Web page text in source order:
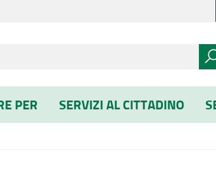
PER SERVIZI AL CITTADINO